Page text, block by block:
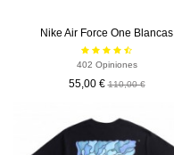
Nike Air Force One Blancas
402 Opiniones
55,00 € 110,00 €